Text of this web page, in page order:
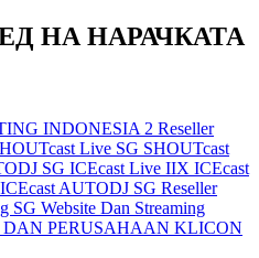
НА НАРАЧКАТА
INDONESIA 2 Reseller
Live SG SHOUTcast
SG ICEcast Live IIX ICEcast
ICEcast AUTODJ SG Reseller
SG Website Dan Streaming
DAN PERUSAHAAN KLICON